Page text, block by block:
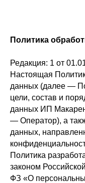
Политика
Редакция: 1 от
Настоящая
данных (далее —
цели, состав и
данных ИП
— Оператор), а
данных,
Политика
законом
ФЗ «О